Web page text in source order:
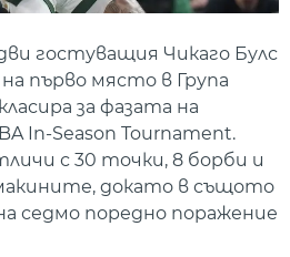
гостуващия Чикаго Булс
първо място в Група
за фазата на
In-Season Tournament.
с 30 точки, 8 борби и
докато в същото
седмо поредно поражение